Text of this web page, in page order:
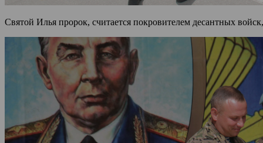
Святой Илья пророк, считается покровителем десантных